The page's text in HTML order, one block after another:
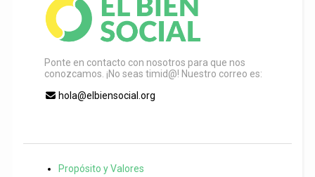
Ponte en contacto con nosotros para que nos
conozcamos. ¡No seas timid@! Nuestro correo es:
hola@elbiensocial.org
Propósito y Valores